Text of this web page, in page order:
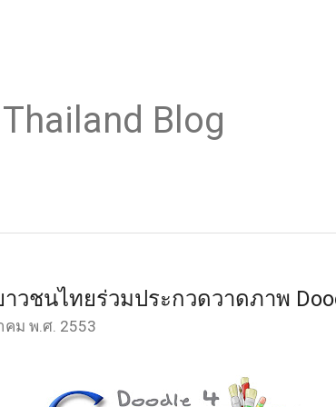
Thailand Blog
วชนไทยร่วมประกวดวาดภาพ
คม พ.ศ. 2553